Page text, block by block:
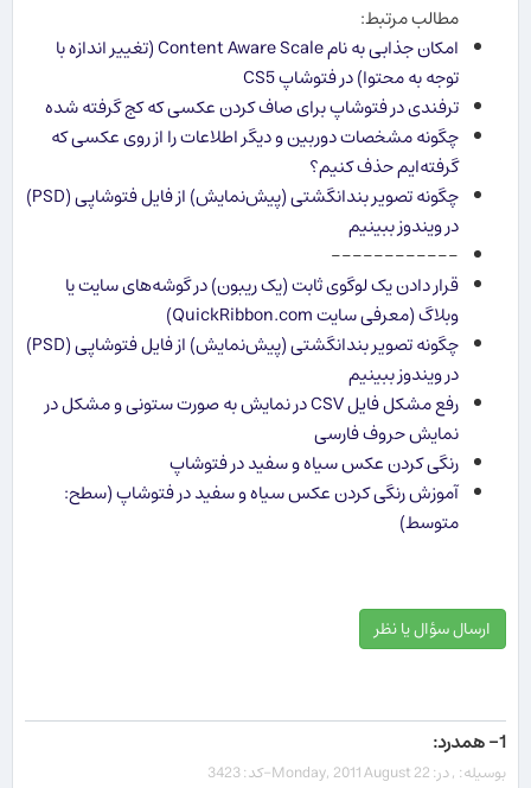
مطالب مرتبط:
امکان جذابی به نام Content Aware Scale (تغییر اندازه با
توجه به محتوا) در فتوشاپ CS5
ترفندی در فتوشاپ برای صاف کردن عکسی که کج گرفته شده
چگونه مشخصات دوربین و دیگر اطلاعات را از روی عکسی که
گرفته‌ایم حذف کنیم؟
چگونه تصویر بندانگشتی (پیش‌نمایش) از فایل فتوشاپی (PSD)
در ویندوز ببینیم
------------
قرار دادن یک لوگوی ثابت (یک ریبون) در گوشه‌های سایت یا
وبلاگ (معرفی سایت QuickRibbon.com)
چگونه تصویر بندانگشتی (پیش‌نمایش) از فایل فتوشاپی (PSD)
در ویندوز ببینیم
رفع مشکل فایل CSV در نمایش به صورت ستونی و مشکل در
نمایش حروف فارسی
رنگی کردن عکس سیاه و سفید در فتوشاپ
آموزش رنگی کردن عکس سیاه و سفید در فتوشاپ (سطح:
متوسط)
ارسال سؤال یا نظر
1- همدرد:
بوسیله: , در: Monday, 2011 August 22-کد: 3423